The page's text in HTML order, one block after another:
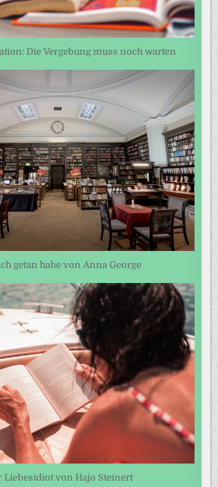
Die Vergebung muss noch warten
getan habe von Anna George
Liebesidiot von Hajo Steinert